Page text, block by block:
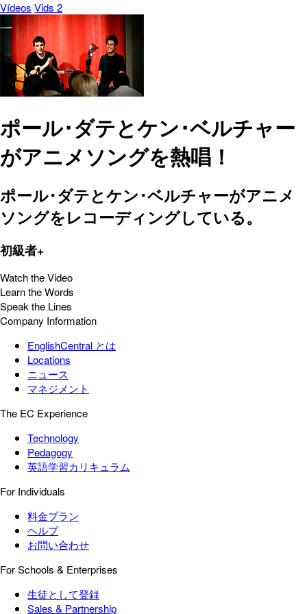
Vídeos Vids 2
ポール･ダテとケン･ベルチャー
がアニメソングを熱唱！
ポール･ダテとケン･ベルチャーがアニメ
ソングをレコーディングしている。
初級者+
Watch the Video
Learn the Words
Speak the Lines
Company Information
EnglishCentral とは
Locations
ニュース
マネジメント
The EC Experience
Technology
Pedagogy
英語学習カリキュラム
For Individuals
料金プラン
ヘルプ
お問い合わせ
For Schools & Enterprises
生徒として登録
Sales & Partnership